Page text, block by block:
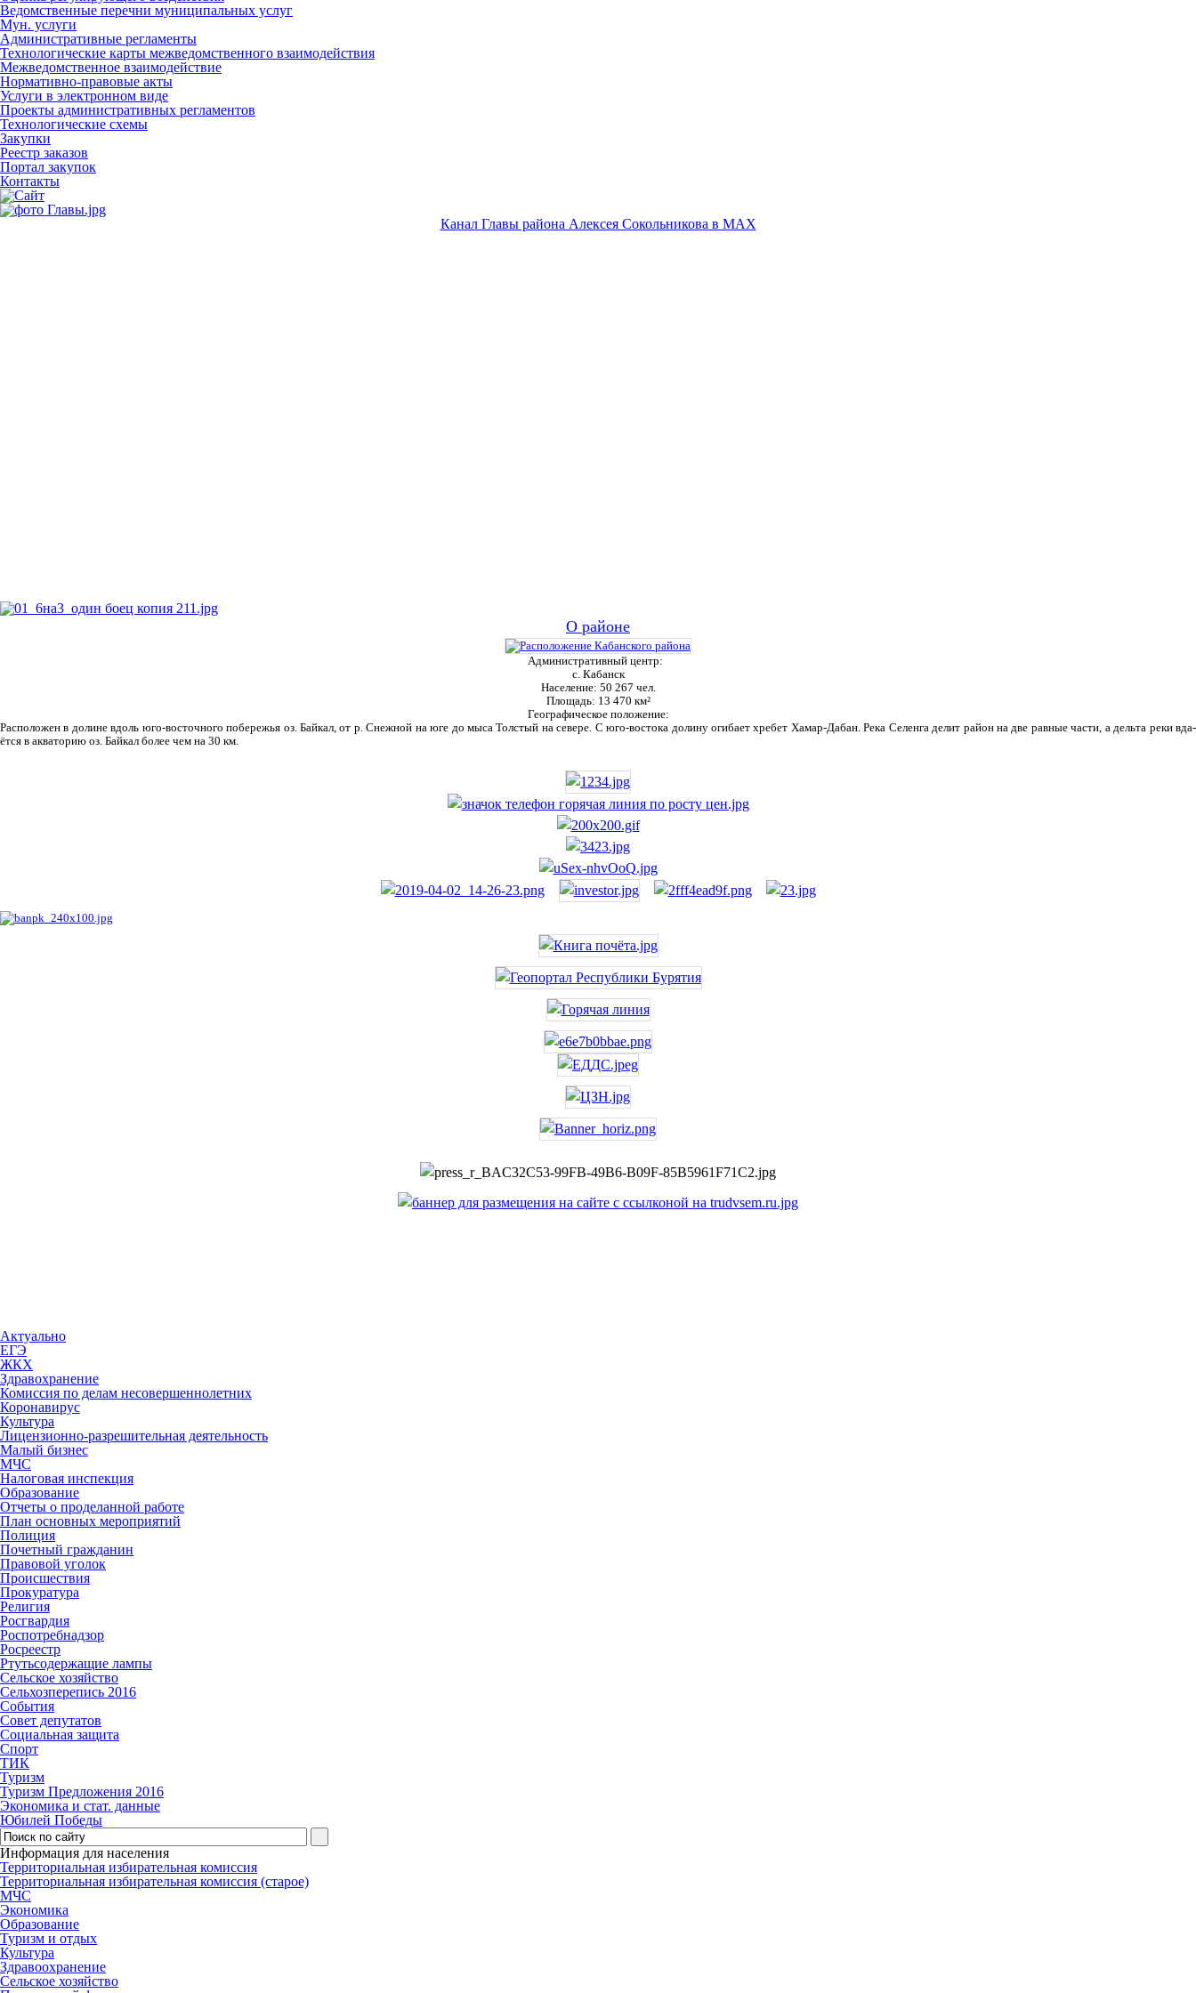
Ведомственные перечни муниципальных услуг
Мун. услуги
Административные регламенты
Технологические карты межведомственного взаимодействия
Межведомственное взаимодействие
Нормативно-правовые акты
Услуги в электронном виде
Проекты административных регламентов
Технологические схемы
Закупки
Реестр заказов
Портал закупок
Контакты
Канал Главы района Алексея Сокольникова в MAX
О районе
Административный центр:
с. Кабанск
Население: 50 267 чел.
Площадь: 13 470 км²
Географическое положение:
Рас­положен в долине вдоль юго-восточного побережья оз. Байкал, от р. Снежной на юге до мыса Толстый на севере. С юго-востока долину огибает хребет Хамар-Дабан. Река Селенга делит район на две равные части, а дельта реки вда­
ётся в акваторию оз. Байкал более чем на 30 км.
Актуально
ЕГЭ
ЖКХ
Здравохранение
Комиссия по делам несовершеннолетних
Коронавирус
Культура
Лицензионно-разрешительная деятельность
Малый бизнес
МЧС
Налоговая инспекция
Образование
Отчеты о проделанной работе
План основных мероприятий
Полиция
Почетный гражданин
Правовой уголок
Происшествия
Прокуратура
Религия
Росгвардия
Роспотребнадзор
Росреестр
Ртутьсодержащие лампы
Сельское хозяйство
Сельхозперепись 2016
События
Совет депутатов
Социальная защита
Спорт
ТИК
Туризм
Туризм Предложения 2016
Экономика и стат. данные
Юбилей Победы
Информация для населения
Территориальная избирательная комиссия
Территориальная избирательная комиссия (старое)
МЧС
Экономика
Образование
Туризм и отдых
Культура
Здравоохранение
Сельское хозяйство